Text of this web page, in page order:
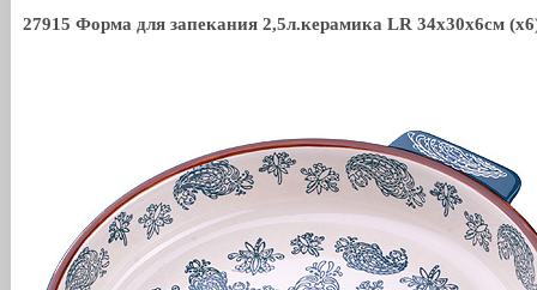
27915 Форма для запекания 2,5л.керамика LR 34х30х6см